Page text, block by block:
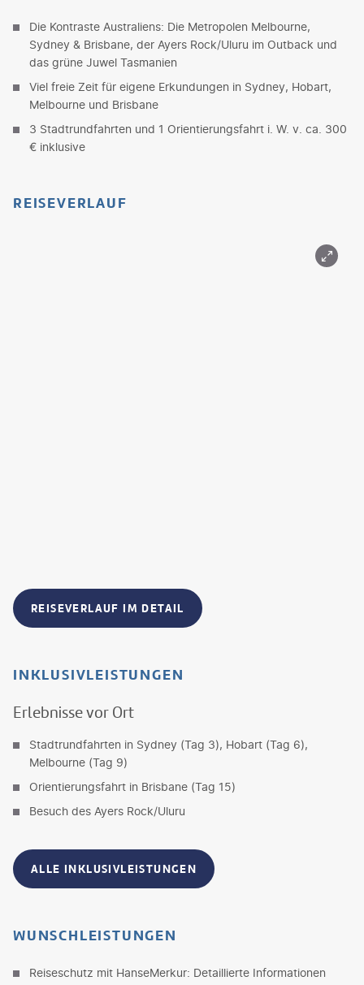
Die Kontraste Australiens: Die Metropolen Melbourne,
Sydney & Brisbane, der Ayers Rock/Uluru im Outback und
das grüne Juwel Tasmanien
Viel freie Zeit für eigene Erkundungen in Sydney, Hobart,
Melbourne und Brisbane
3 Stadtrundfahrten und 1 Orientierungsfahrt i. W. v. ca. 300
€ inklusive
REISEVERLAUF
REISEVERLAUF IM DETAIL
INKLUSIVLEISTUNGEN
Erlebnisse vor Ort
Stadtrundfahrten in Sydney (Tag 3), Hobart (Tag 6),
Melbourne (Tag 9)
Orientierungsfahrt in Brisbane (Tag 15)
Besuch des Ayers Rock/Uluru
ALLE INKLUSIVLEISTUNGEN
WUNSCHLEISTUNGEN
Reiseschutz mit HanseMerkur: Detaillierte Informationen